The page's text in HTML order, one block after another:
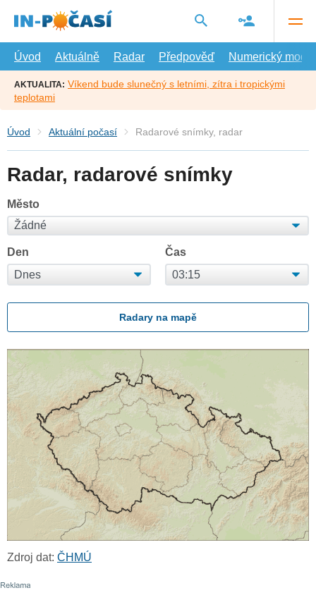
hlavní
Úvod
Aktuálně Radar Předpověď Numerický model
AKTUALITA: Víkend bude slunečný s letními, zítra i tropickými
teplotami
Úvod Aktuální počasí Radarové snímky, radar
Radar, radarové snímky
Město
Den Čas
Radary na mapě
Zdroj dat: ČHMÚ